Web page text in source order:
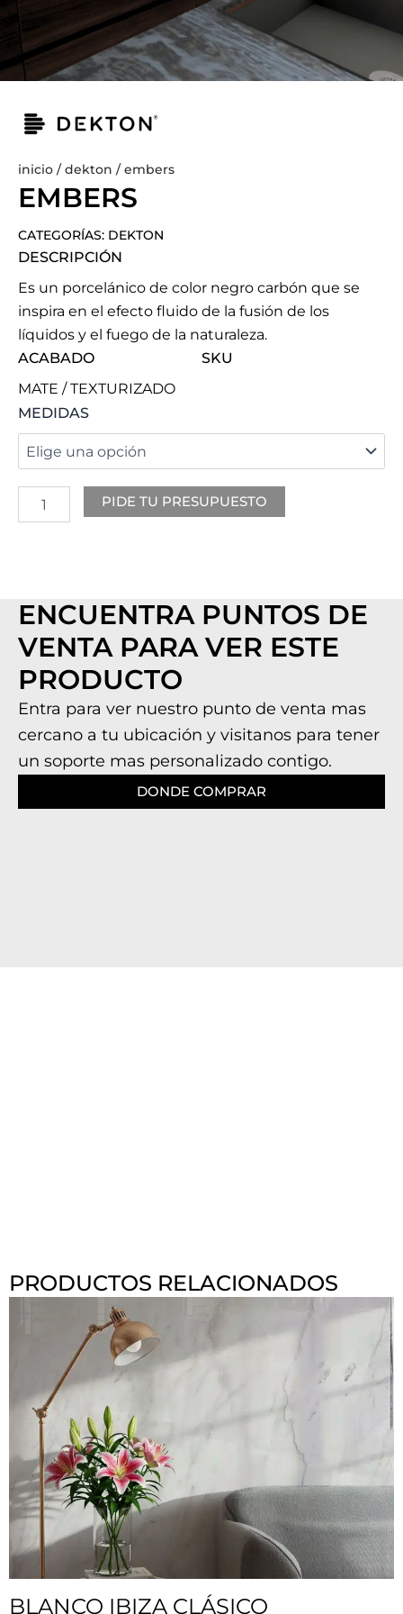
inicio /dekton / embers
EMBERS
CATEGORÍAS: DEKTON
DESCRIPCIÓN
Es un porcelánico de color negro carbón que se
inspira en el efecto fluido de la fusión de los
líquidos y el fuego de la naturaleza.
ACABADO
MATE / TEXTURIZADO
SKU
MEDIDAS
EMBERS
PIDE TU PRESUPUESTO
ENCUENTRA PUNTOS DE
VENTA PARA VER ESTE
PRODUCTO
Entra para ver nuestro punto de venta mas
cercano a tu ubicación y visitanos para tener
un soporte mas personalizado contigo.
DONDE COMPRAR
PRODUCTOS RELACIONADOS
BLANCO IBIZA CLÁSICO